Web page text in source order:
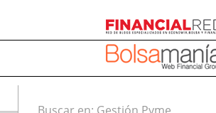
Buscar en: